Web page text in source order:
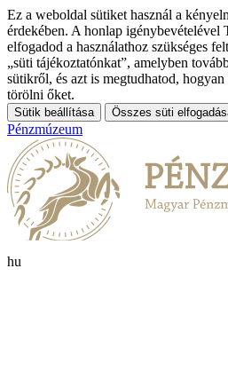
Ez a weboldal sütiket használ a
érdekében. A honlap igénybevételével
elfogadod a használathoz szükséges
„süti tájékoztatónkat”, amelyben
sütikről, és azt is megtudhatod,
törölni őket.
Sütik beállítása Összes süti
Pénzmúzeum
hu